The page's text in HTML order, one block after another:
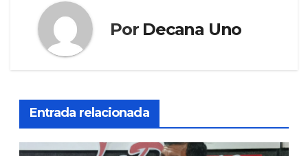
Por Decana Uno
Entrada relacionada